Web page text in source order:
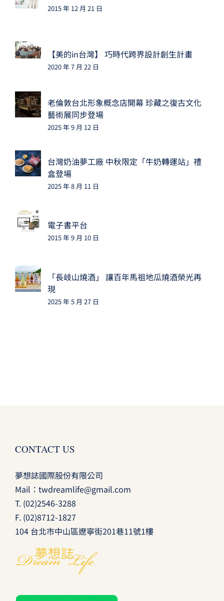
2015 年 12 月 21 日
【美的in台灣】 巧時代跨界設計創生計畫
2020 年 7 月 22 日
老倫敦台北形象概念店開幕 珍藏之復古文化
藝術展同步登場
2025 年 9 月 12 日
台灣奶油夢工廠 中秋限定「牛奶轉運站」禮
盒登場
2025 年 8 月 11 日
電子書平台
2015 年 9 月 10 日
「長岐山燒酒」 讓百年馬祖地瓜燒酒榮光再
現
2025 年 5 月 27 日
CONTACT US
夢想誌國際股份有限公司
Mail： twdreamlife@gmail.com
T. (02)2546-3288
F. (02)8712-1827
104 台北市中山區遼寧街201巷11號1樓